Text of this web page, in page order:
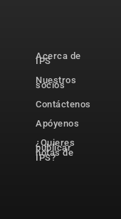
Acerca de
IPS
Nuestros
socios
Contáctenos
Apóyenos
¿Quieres
publicar
notas de
IPS?